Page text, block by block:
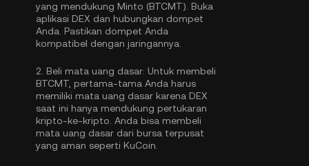
yang mendukung Minto (BTCMT). Buka
aplikasi DEX dan hubungkan dompet
Anda. Pastikan dompet Anda
kompatibel dengan jaringannya.
2. Beli mata uang dasar: Untuk membeli
BTCMT, pertama-tama Anda harus
memiliki mata uang dasar karena DEX
saat ini hanya mendukung pertukaran
kripto-ke-kripto. Anda bisa membeli
mata uang dasar dari bursa terpusat
yang aman seperti KuCoin.